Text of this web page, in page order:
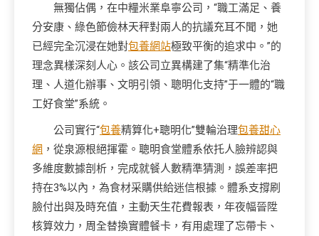
無獨佔偶，在中糧米業阜寧公司，“職工滿足、養
分安康、綠色節儉林天秤對兩人的抗議充耳不聞，她
已經完全沉浸在她對包養網站極致平衡的追求中。”的
理念異樣深刻人心。該公司立異構建了集“精準化治
理、人道化辦事、文明引領、聰明化支持”于一體的“職
工好食堂”系統。
公司實行“包養精算化+聰明化”雙輪治理包養甜心
網 ，從泉源根絕揮霍。聰明食堂體系依托人臉辨認與
多維度數據剖析，完成就餐人數精準猜測，誤差率把
持在3%以內，為食材采購供給迷信根據。體系支撐刷
臉付出與及時充值，主動天生花費報表，年夜幅晉陞
核算效力，周全替換實體餐卡，有用處理了忘帶卡、